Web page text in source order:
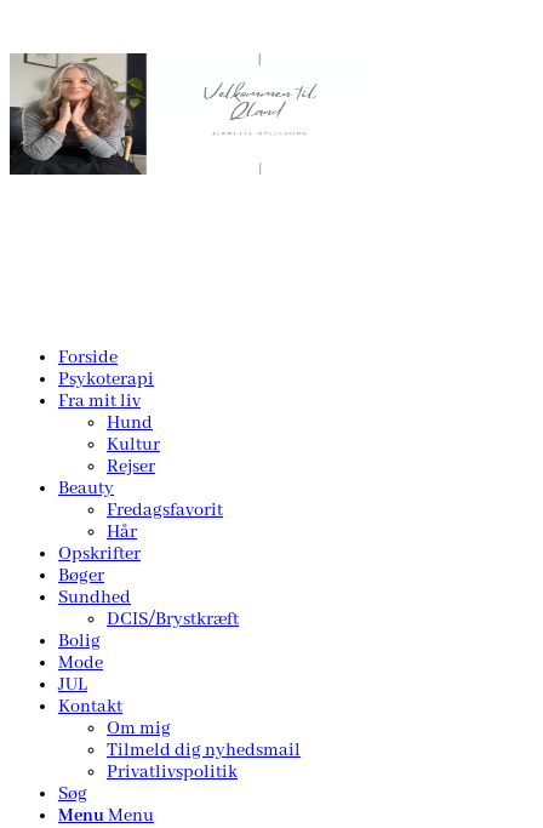
Forside
Psykoterapi
Fra mit liv
Hund
Kultur
Rejser
Beauty
Fredagsfavorit
Hår
Opskrifter
Bøger
Sundhed
DCIS/Brystkræft
Bolig
Mode
JUL
Kontakt
Om mig
Tilmeld dig nyhedsmail
Privatlivspolitik
Søg
MenuMenu